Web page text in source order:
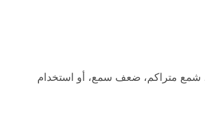
شمع متراكم، ضعف سمع، أو استخدام